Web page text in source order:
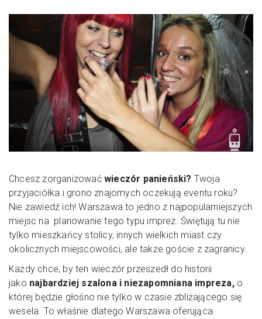
Chcesz zorganizować wieczór panieński? Twoja
przyjaciółka i grono znajomych oczekują eventu roku?
Nie zawiedź ich! Warszawa to jedno z najpopularniejszych
miejsc na planowanie tego typu imprez. Świętują tu nie
tylko mieszkańcy stolicy, innych wielkich miast czy
okolicznych miejscowości, ale także goście z zagranicy.
Każdy chce, by ten wieczór przeszedł do historii
jako najbardziej szalona i niezapomniana impreza,o
której będzie głośno nie tylko w czasie zbliżającego się
wesela. To właśnie dlatego Warszawa oferująca